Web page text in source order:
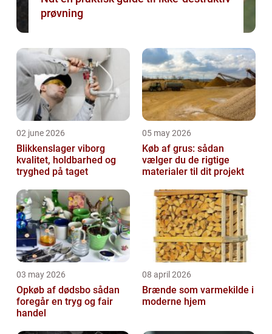
prøvning
02 june 2026
Blikkenslager viborg
kvalitet, holdbarhed og
tryghed på taget
05 may 2026
Køb af grus: sådan
vælger du de rigtige
materialer til dit projekt
03 may 2026
Opkøb af dødsbo sådan
foregår en tryg og fair
handel
08 april 2026
Brænde som varmekilde i
moderne hjem